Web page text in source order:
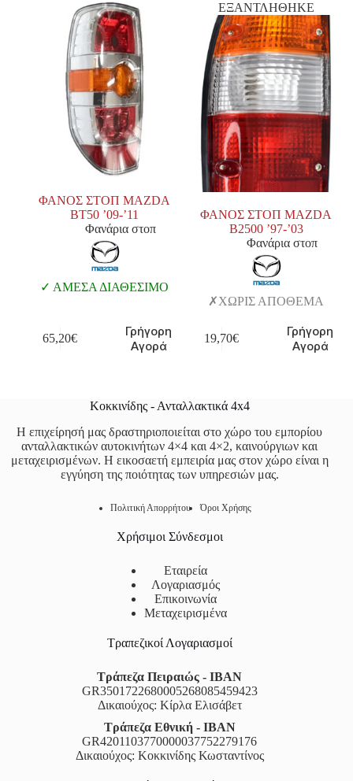
ΦΑΝΟΣ ΣΤΟΠ MAZDA
BT50 ’09-’11
Φανάρια στοπ
ΑΜΕΣΑ ΔΙΑΘΕΣΙΜΟ
65,20€
Γρήγορη
Αγορά
ΕΞΑΝΤΛΗΘΗΚΕ
ΦΑΝΟΣ ΣΤΟΠ MAZDA
Β2500 ’97-’03
Φανάρια στοπ
ΧΩΡΙΣ ΑΠΟΘΕΜΑ
19,70€
Γρήγορη
Αγορά
Κοκκινίδης - Ανταλλακτικά 4x4
Η επιχείρησή μας δραστηριοποιείται στο χώρο του εμπορίου
ανταλλακτικών αυτοκινήτων 4×4 και 4×2, καινούργιων και
μεταχειρισμένων. Η εικοσαετή εμπειρία μας στον χώρο είναι η
εγγύηση της ποιότητας των υπηρεσιών μας.
Πολιτική Απορρήτου Όροι Χρήσης
Χρήσιμοι Σύνδεσμοι
Εταιρεία
Λογαριασμός
Επικοινωνία
Μεταχειρισμένα
Τραπεζικοί Λογαριασμοί
Τράπεζα Πειραιώς - IBAN
GR3501722680005268085459423
Δικαιούχος: Κίρλα Ελισάβετ
Τράπεζα Εθνική - IBAN
GR4201103770000037752279176
Δικαιούχος: Κοκκινίδης Κωσταντίνος